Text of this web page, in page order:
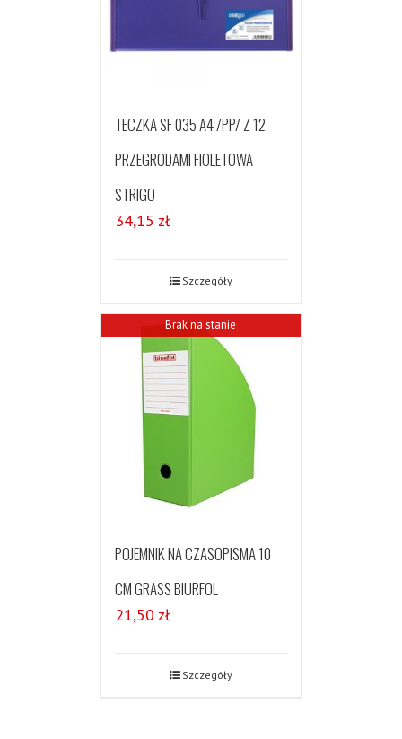
TECZKA SF 035 A4 /PP/ Z 12
PRZEGRODAMI FIOLETOWA
STRIGO
34,15 zł
Szczegóły
Brak na stanie
POJEMNIK NA CZASOPISMA 10
CM GRASS BIURFOL
21,50 zł
Szczegóły